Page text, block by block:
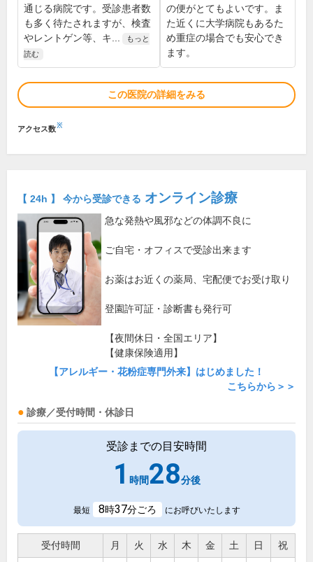
通じる病院です。受診患者数
も多く待たされますが、検査
やレントゲン等、キ...
もっと
読む
の便がとてもよいです。ま
た近くに大学病院もあるた
め重症の場合でも安心でき
ます。
この医院の詳細をみる
アクセス数※
【 24h 】 今から受診できる オンライン診療
急な発熱や風邪などの体調不良に
ご自宅・オフィスで受診出来ます
お薬はお近くの薬局、宅配便でお受け取り
登園許可証・診断書も発行可
【夜間休日・全国エリア】
【健康保険適用】
【アレルギー・花粉症専門外来】はじめました！
こちらから＞＞
診療／受付時間・休診日
受診までの目安時間
1 時間28分後
最短 8時37分ごろ にお呼びいたします
受付時間 月 火 水 木 金 土 日 祝